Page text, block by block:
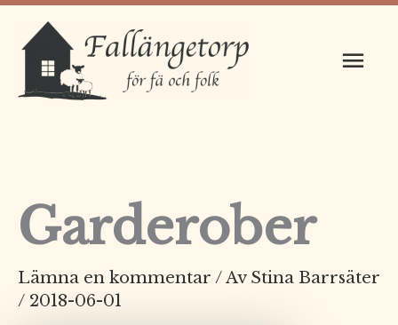
Hoppa
innehåll
Garderober
Lämna en kommentar / Av Stina Barrsäter
/ 2018-06-01